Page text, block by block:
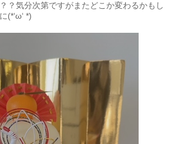
？気分次第ですがまたどこか変わるかもし
(*‘ω‘ *)